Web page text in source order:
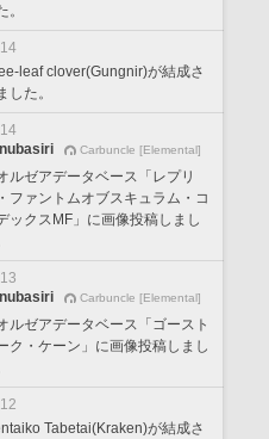
。
leaf clover(Gungnir)が結成さ
した。
Carbuncle [Elemental]
ルゼアデータベース「レプリ
ファントムオブスキュラム・コ
ックスMF」に画像投稿しまし
Carbuncle [Elemental]
ルゼアデータベース「ゴースト
ク・ケーン」に画像投稿しまし
Tabetai(Kraken)が結成さ